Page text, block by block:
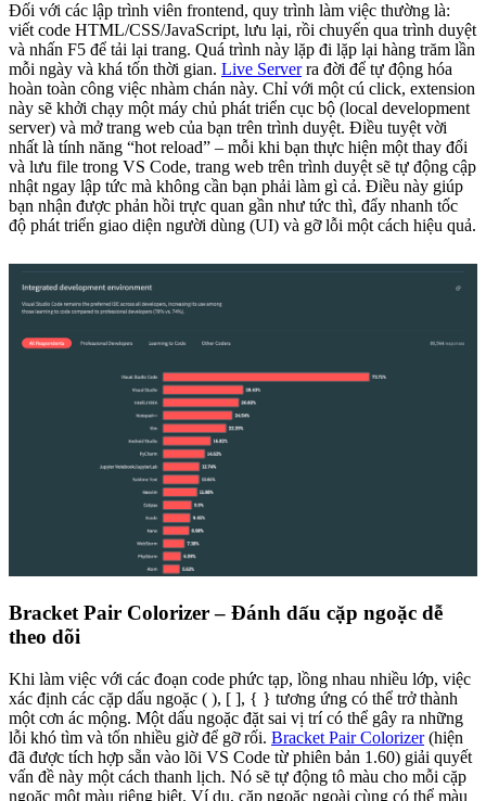
Đối với các lập trình viên frontend, quy trình làm việc thường là:
viết code HTML/CSS/JavaScript, lưu lại, rồi chuyển qua trình duyệt
và nhấn F5 để tải lại trang. Quá trình này lặp đi lặp lại hàng trăm lần
mỗi ngày và khá tốn thời gian. Live Serverra đời để tự động hóa
hoàn toàn công việc nhàm chán này. Chỉ với một cú click, extension
này sẽ khởi chạy một máy chủ phát triển cục bộ (local development
server) và mở trang web của bạn trên trình duyệt. Điều tuyệt vời
nhất là tính năng “hot reload” – mỗi khi bạn thực hiện một thay đổi
và lưu file trong VS Code, trang web trên trình duyệt sẽ tự động cập
nhật ngay lập tức mà không cần bạn phải làm gì cả. Điều này giúp
bạn nhận được phản hồi trực quan gần như tức thì, đẩy nhanh tốc
độ phát triển giao diện người dùng (UI) và gỡ lỗi một cách hiệu quả.
Bracket Pair Colorizer – Đánh dấu cặp ngoặc dễ
theo dõi
Khi làm việc với các đoạn code phức tạp, lồng nhau nhiều lớp, việc
xác định các cặp dấu ngoặc ( ), [ ], { } tương ứng có thể trở thành
một cơn ác mộng. Một dấu ngoặc đặt sai vị trí có thể gây ra những
lỗi khó tìm và tốn nhiều giờ để gỡ rối. Bracket Pair Colorizer(hiện
đã được tích hợp sẵn vào lõi VS Code từ phiên bản 1.60) giải quyết
vấn đề này một cách thanh lịch. Nó sẽ tự động tô màu cho mỗi cặp
ngoặc một màu riêng biệt. Ví dụ, cặp ngoặc ngoài cùng có thể màu